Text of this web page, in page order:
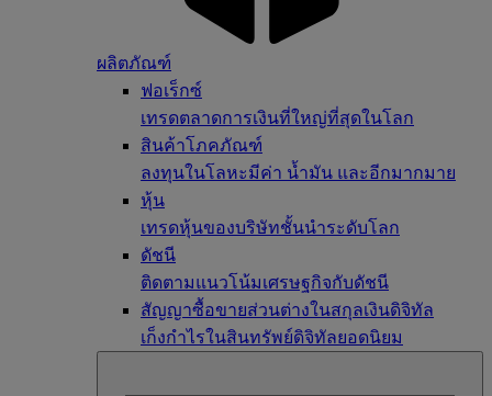
ผลิตภัณฑ์
ฟอเร็กซ์
เทรดตลาดการเงินที่ใหญ่ที่สุดในโลก
สินค้าโภคภัณฑ์
ลงทุนในโลหะมีค่า น้ำมัน และอีกมากมาย
หุ้น
เทรดหุ้นของบริษัทชั้นนำระดับโลก
ดัชนี
ติดตามแนวโน้มเศรษฐกิจกับดัชนี
สัญญาซื้อขายส่วนต่างในสกุลเงินดิจิทัล
เก็งกำไรในสินทรัพย์ดิจิทัลยอดนิยม